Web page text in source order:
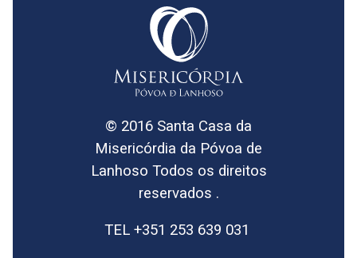
© 2016 Santa Casa da
Misericórdia da Póvoa de
Lanhoso Todos os direitos
reservados .
TEL +351 253 639 031